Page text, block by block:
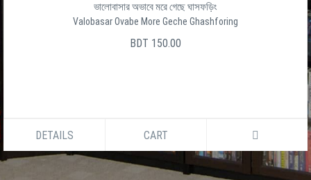
ভালোবাসার অভাবে মরে গেছে ঘাসফড়িং
Valobasar Ovabe More Geche Ghashforing
BDT 150.00
DETAILS CART